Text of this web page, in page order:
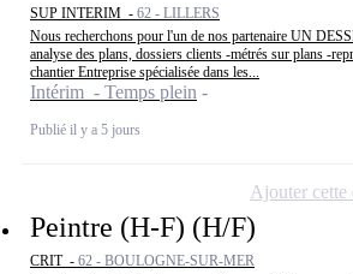
SUP INTERIM - 62 - LILLERS
Nous recherchons pour l'un de nos partenaire UN
analyse des plans, dossiers clients -métrés sur plans -
chantier Entreprise spécialisée dans les...
Intérim - Temps plein
Publié il y a 5 jours
Peintre (H-F) (H/F)
CRIT - 62 - BOULOGNE-SUR-MER
Ajouter cette